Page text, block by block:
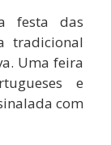
festa das
tradicional
Uma feira
e
com